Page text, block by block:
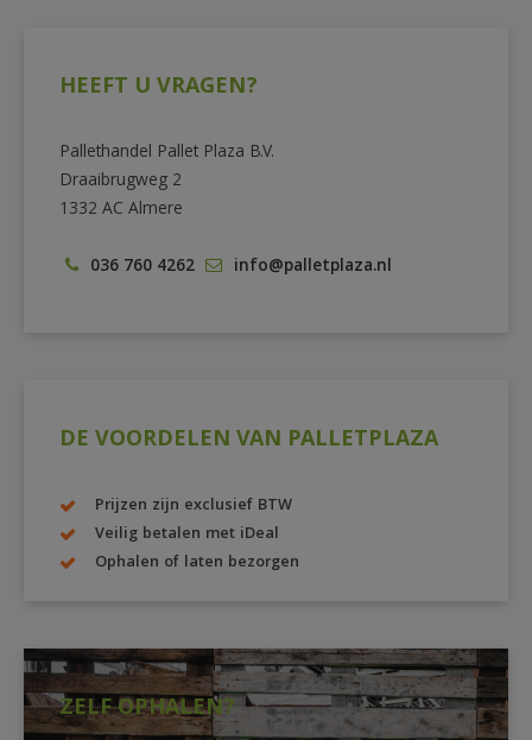
HEEFT U VRAGEN?
Pallethandel Pallet Plaza B.V.
Draaibrugweg 2
1332 AC Almere
036 760 4262 info@palletplaza.nl
DE VOORDELEN VAN PALLETPLAZA
Prijzen zijn exclusief BTW
Veilig betalen met iDeal
Ophalen of laten bezorgen
ZELF OPHALEN?